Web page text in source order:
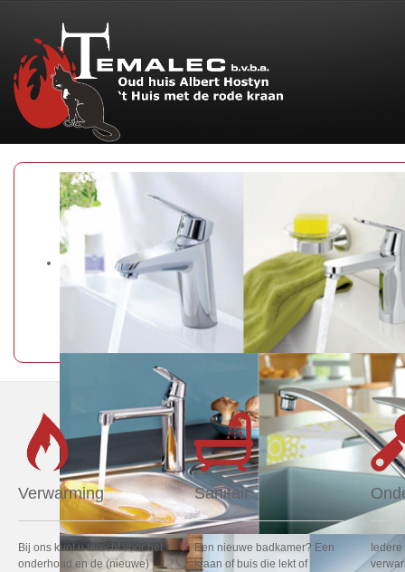
Verwarming
Bij ons kunt u terecht voor het
onderhoud en de (nieuwe)
Sanitair
Een nieuwe badkamer? Een
kraan of buis die lekt of